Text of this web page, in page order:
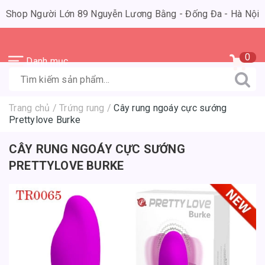
Shop Người Lớn 89 Nguyễn Lương Bằng - Đống Đa - Hà Nội
Danh mục 0
Trang chủ / Trứng rung /Cây rung ngoáy cực sướng
Prettylove Burke
CÂY RUNG NGOÁY CỰC SƯỚNG
PRETTYLOVE BURKE